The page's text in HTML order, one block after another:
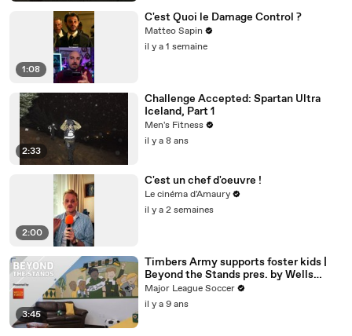
1:08
C'est Quoi le Damage Control ?
Matteo Sapin
il y a 1 semaine
2:33
Challenge Accepted: Spartan Ultra
Iceland, Part 1
Men's Fitness
il y a 8 ans
2:00
C'est un chef d'oeuvre !
Le cinéma d'Amaury
il y a 2 semaines
3:45
Timbers Army supports foster kids |
Beyond the Stands pres. by Wells
Fargo
Major League Soccer
il y a 9 ans